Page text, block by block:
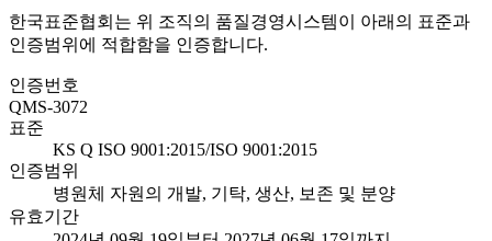
한국표준협회는 위 조직의 품질경영시스템이 아래의 표준과
인증범위에 적합함을 인증합니다.
인증번호
QMS-3072
표준
KS Q ISO 9001:2015/ISO 9001:2015
인증범위
병원체 자원의 개발, 기탁, 생산, 보존 및 분양
유효기간